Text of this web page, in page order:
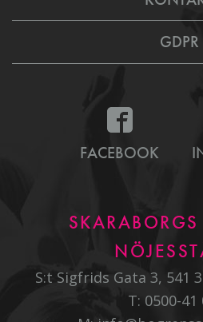
GDPR
FACEBOOK
SKARABORGS
S:t Sigfrids Gata 3, 541
T: 0500-41